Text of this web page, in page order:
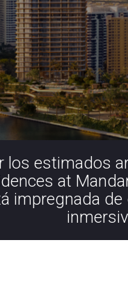
los estimados
at
impregnada